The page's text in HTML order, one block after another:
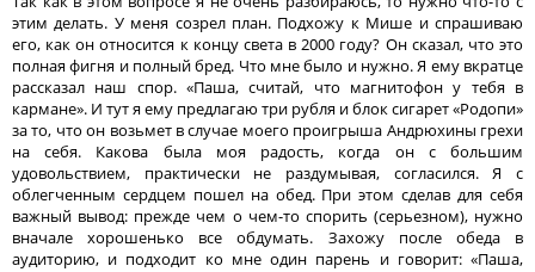
этим делать. У меня созрел план. Подхожу к Мише и спрашиваю
его, как он относится к концу света в 2000 году? Он сказал, что это
полная фигня и полный бред. Что мне было и нужно. Я ему вкратце
рассказал наш спор. «Паша, считай, что магнитофон у тебя в
кармане». И тут я ему предлагаю три рубля и блок сигарет «Родопи»
за то, что он возьмет в случае моего проигрыша Андрюхины грехи
на себя. Какова была моя радость, когда он с большим
удовольствием, практически не раздумывая, согласился. Я с
облегченным сердцем пошел на обед. При этом сделав для себя
важный вывод: прежде чем о чем-то спорить (серьезном), нужно
вначале хорошенько все обдумать. Захожу после обеда в
аудиторию, и подходит ко мне один парень и говорит: «Паша,